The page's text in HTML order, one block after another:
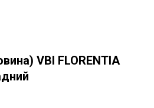
VBI FLORENTIA